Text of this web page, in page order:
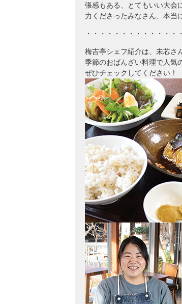
張感もある、とてもいい大会
力くださったみなさん、本当
・・・・・・・・・・・・・
梅吉亭シェフ紹介は、未芯さ
季節のおばんざい料理で人気
ぜひチェックしてください！